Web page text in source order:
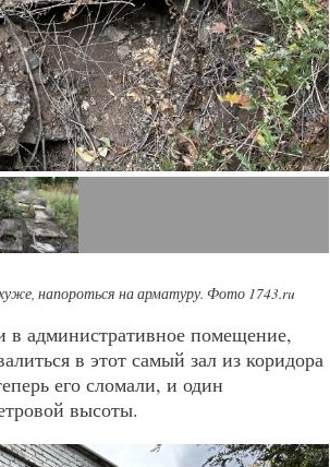
напороться на арматуру. Фото 1743.ru
административное помещение,
в этот самый зал из коридора
его сломали, и один
высоты.